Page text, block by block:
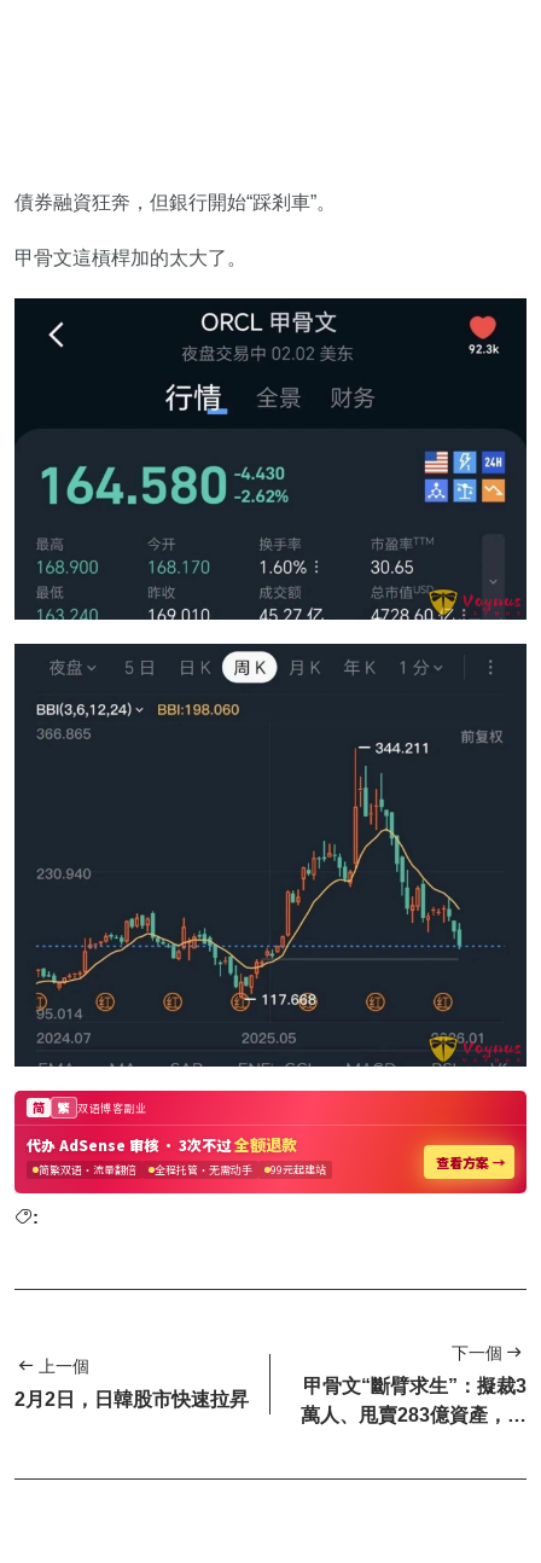
債券融資狂奔，但銀行開始“踩剎車”。
甲骨文這槓桿加的太大了。
:
上一個
2月2日，日韓股市快速拉昇
下一個
甲骨文“斷臂求生”：擬裁3
萬人、甩賣283億資產，AI